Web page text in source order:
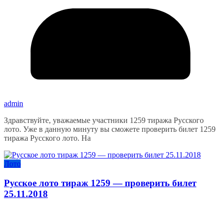
admin
Здравствуйте, уважаемые участники 1259 тиража Русского
лото. Уже в данную минуту вы сможете проверить билет 1259
тиража Русского лото. На
Лото
Русское лото тираж 1259 — проверить билет
25.11.2018